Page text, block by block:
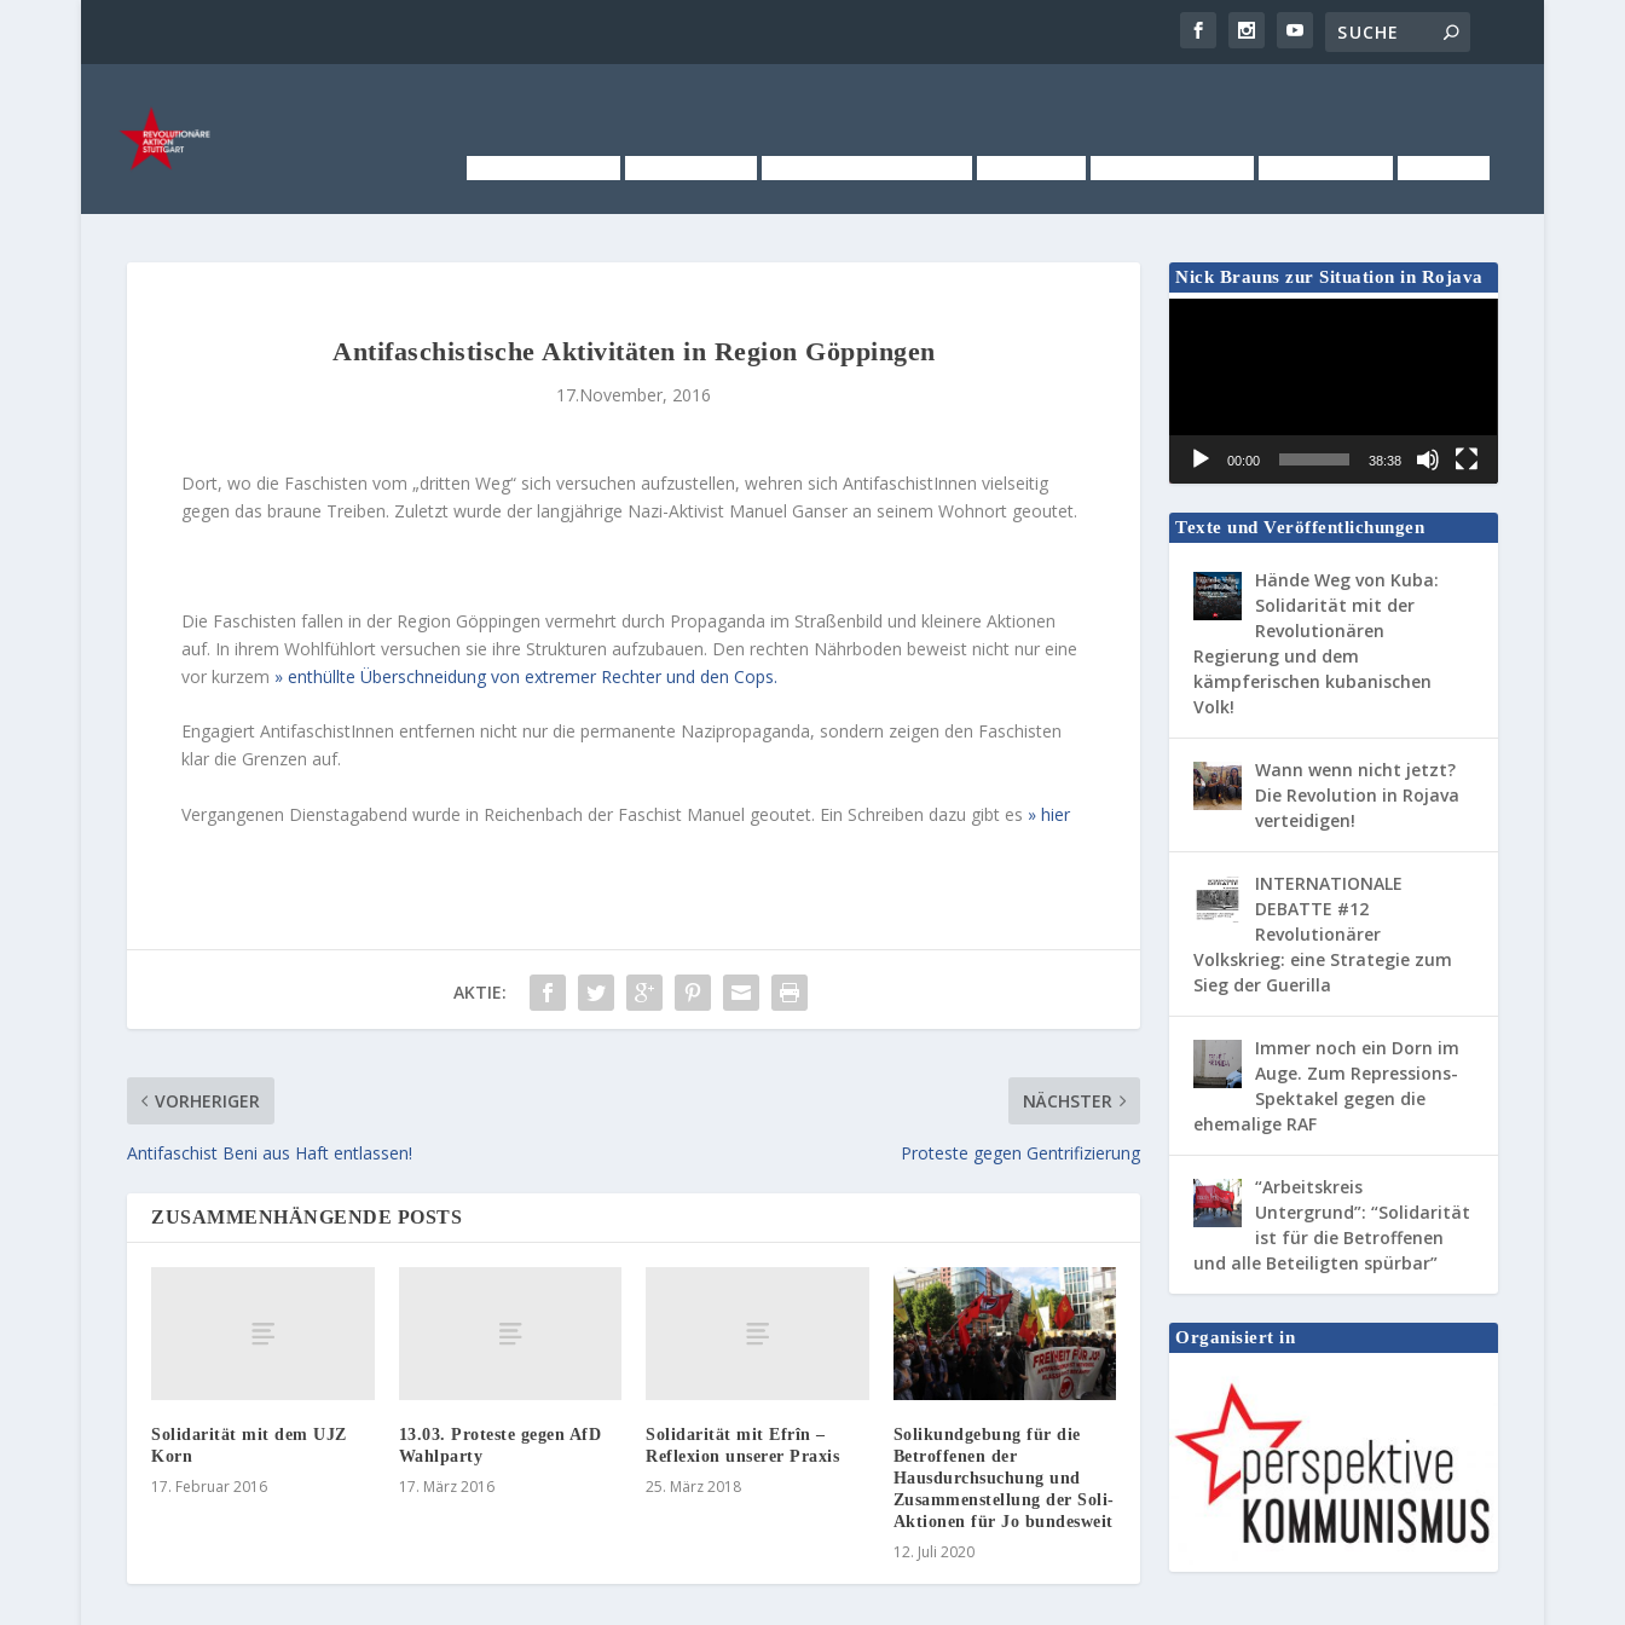
Antifaschistische Aktivitäten in Region Göppingen
17.November, 2016
Dort, wo die Faschisten vom „dritten Weg“ sich versuchen aufzustellen, wehren sich AntifaschistInnen vielseitig
gegen das braune Treiben. Zuletzt wurde der langjährige Nazi-Aktivist Manuel Ganser an seinem Wohnort geoutet.
Die Faschisten fallen in der Region Göppingen vermehrt durch Propaganda im Straßenbild und kleinere Aktionen
auf. In ihrem Wohlfühlort versuchen sie ihre Strukturen aufzubauen. Den rechten Nährboden beweist nicht nur eine
vor kurzem
enthüllte Überschneidung von extremer Rechter und den Cops.
Engagiert AntifaschistInnen entfernen nicht nur die permanente Nazipropaganda, sondern zeigen den Faschisten
klar die Grenzen auf.
Vergangenen Dienstagabend wurde in Reichenbach der Faschist Manuel geoutet. Ein Schreiben dazu gibt es hier
AKTIE:
VORHERIGER
Antifaschist Beni aus Haft entlassen!
NÄCHSTER
Proteste gegen Gentrifizierung
ZUSAMMENHÄNGENDE POSTS
Solidarität mit dem UJZ
Korn
17. Februar 2016
13.03. Proteste gegen AfD
Wahlparty
17. März 2016
Solidarität mit Efrîn –
Reflexion unserer Praxis
25. März 2018
Solikundgebung für die
Betroffenen der
Hausdurchsuchung und
Zusammenstellung der Soli-
Aktionen für Jo bundesweit
12. Juli 2020
Nick Brauns zur Situation in Rojava
00:00 38:38
Texte und Veröffentlichungen
Hände Weg von Kuba:
Solidarität mit der
Revolutionären
Regierung und dem
kämpferischen kubanischen
Volk!
Wann wenn nicht jetzt?
Die Revolution in Rojava
verteidigen!
INTERNATIONALE
DEBATTE #12
Revolutionärer
Volkskrieg: eine Strategie zum
Sieg der Guerilla
Immer noch ein Dorn im
Auge. Zum Repressions-
Spektakel gegen die
ehemalige RAF
“Arbeitskreis
Untergrund”: “Solidarität
ist für die Betroffenen
und alle Beteiligten spürbar”
Organisiert in